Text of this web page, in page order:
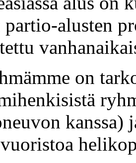
alusten
on